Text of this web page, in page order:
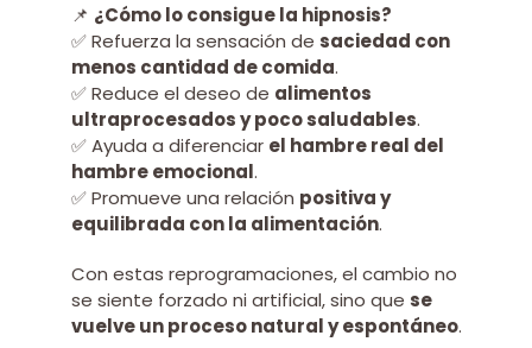
📌 ¿Cómo lo consigue la hipnosis?
✅ Refuerza la sensación de saciedad con
menos cantidad de comida.
✅ Reduce el deseo de alimentos
ultraprocesados y poco saludables.
✅ Ayuda a diferenciar el hambre real del
hambre emocional.
✅ Promueve una relación positiva y
equilibrada con la alimentación.
Con estas reprogramaciones, el cambio no
se siente forzado ni artificial, sino que se
vuelve un proceso natural y espontáneo.